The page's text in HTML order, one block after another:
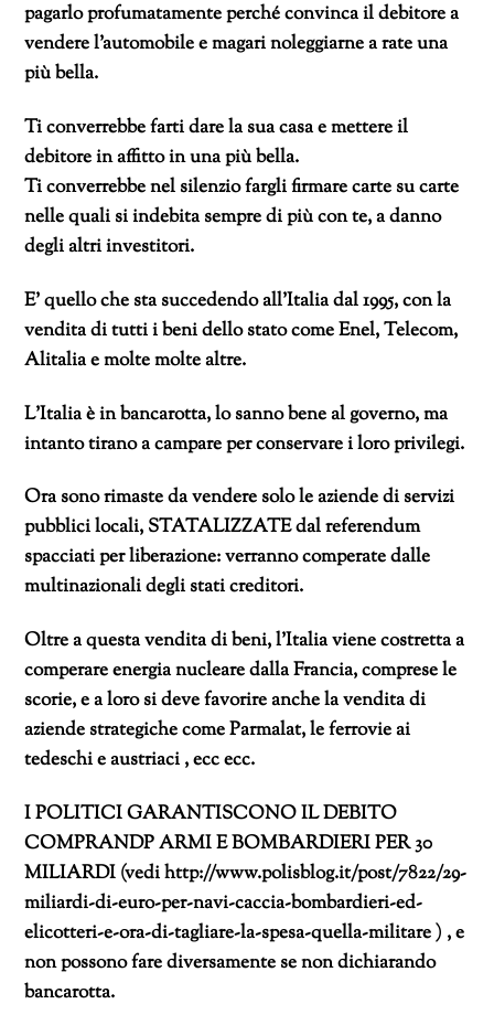
pagarlo profumatamente perché convinca il debitore a
vendere l’automobile e magari noleggiarne a rate una
più bella.
Ti converrebbe farti dare la sua casa e mettere il
debitore in affitto in una più bella.
Ti converrebbe nel silenzio fargli firmare carte su carte
nelle quali si indebita sempre di più con te, a danno
degli altri investitori.
E’ quello che sta succedendo all’Italia dal 1995, con la
vendita di tutti i beni dello stato come Enel, Telecom,
Alitalia e molte molte altre.
L’Italia è in bancarotta, lo sanno bene al governo, ma
intanto tirano a campare per conservare i loro privilegi.
Ora sono rimaste da vendere solo le aziende di servizi
pubblici locali, STATALIZZATE dal referendum
spacciati per liberazione: verranno comperate dalle
multinazionali degli stati creditori.
Oltre a questa vendita di beni, l’Italia viene costretta a
comperare energia nucleare dalla Francia, comprese le
scorie, e a loro si deve favorire anche la vendita di
aziende strategiche come Parmalat, le ferrovie ai
tedeschi e austriaci , ecc ecc.
I POLITICI GARANTISCONO IL DEBITO
COMPRANDP ARMI E BOMBARDIERI PER 30
MILIARDI (vedi http://www.polisblog.it/post/7822/29-
miliardi-di-euro-per-navi-caccia-bombardieri-ed-
elicotteri-e-ora-di-tagliare-la-spesa-quella-militare ) , e
non possono fare diversamente se non dichiarando
bancarotta.